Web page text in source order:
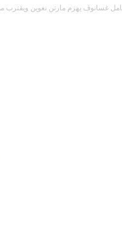
غسانوف يهزم مارتن نغوين ويقترب